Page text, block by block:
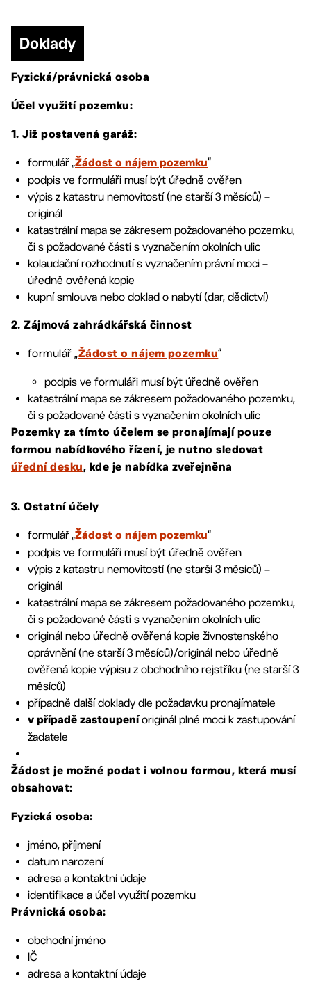
Doklady
Fyzická/právnická osoba
Účel využití pozemku:
1. Již postavená garáž:
formulář „Žádost o nájem pozemku“
podpis ve formuláři musí být úředně ověřen
výpis z katastru nemovitostí (ne starší 3 měsíců) –
originál
katastrální mapa se zákresem požadovaného pozemku,
či s požadované části s vyznačením okolních ulic
kolaudační rozhodnutí s vyznačením právní moci –
úředně ověřená kopie
kupní smlouva nebo doklad o nabytí (dar, dědictví)
2. Zájmová zahrádkářská činnost
formulář „Žádost o nájem pozemku“
podpis ve formuláři musí být úředně ověřen
katastrální mapa se zákresem požadovaného pozemku,
či s požadované části s vyznačením okolních ulic
Pozemky za tímto účelem se pronajímají pouze
formou nabídkového řízení, je nutno sledovat
úřední desku, kde je nabídka zveřejněna
3. Ostatní účely
formulář „Žádost o nájem pozemku“
podpis ve formuláři musí být úředně ověřen
výpis z katastru nemovitostí (ne starší 3 měsíců) –
originál
katastrální mapa se zákresem požadovaného pozemku,
či s požadované části s vyznačením okolních ulic
originál nebo úředně ověřená kopie živnostenského
oprávnění (ne starší 3 měsíců)/originál nebo úředně
ověřená kopie výpisu z obchodního rejstříku (ne starší 3
měsíců)
případně další doklady dle požadavku pronajímatele
v případě zastoupeníoriginál plné moci k zastupování
žadatele
Žádost je možné podat i volnou formou, která musí
obsahovat:
Fyzická osoba:
jméno, příjmení
datum narození
adresa a kontaktní údaje
identifikace a účel využití pozemku
Právnická osoba:
obchodní jméno
IČ
adresa a kontaktní údaje